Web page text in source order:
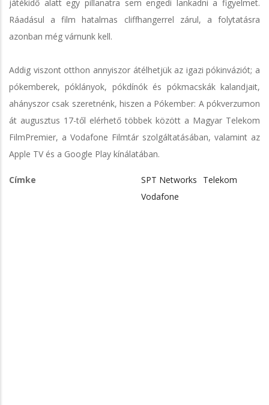
játékidő alatt egy pillanatra sem engedi lankadni a figyelmet.
Ráadásul a film hatalmas cliffhangerrel zárul, a folytatásra
azonban még várnunk kell.
Addig viszont otthon annyiszor átélhetjük az igazi pókinváziót; a
pókemberek, póklányok, pókdínók és pókmacskák kalandjait,
ahányszor csak szeretnénk, hiszen a Pókember: A pókverzumon
át augusztus 17-től elérhető többek között a Magyar Telekom
FilmPremier, a Vodafone Filmtár szolgáltatásában, valamint az
Apple TV és a Google Play kínálatában.
Címke SPT Networks
Telekom
Vodafone